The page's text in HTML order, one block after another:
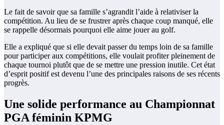
Le fait de savoir que sa famille s’agrandit l’aide à relativiser la
compétition. Au lieu de se frustrer après chaque coup manqué, elle
se rappelle désormais pourquoi elle aime jouer au golf.
Elle a expliqué que si elle devait passer du temps loin de sa famille
pour participer aux compétitions, elle voulait profiter pleinement de
chaque tournoi plutôt que de se mettre une pression inutile. Cet état
d’esprit positif est devenu l’une des principales raisons de ses récents
progrès.
Une solide performance au Championnat
PGA féminin KPMG